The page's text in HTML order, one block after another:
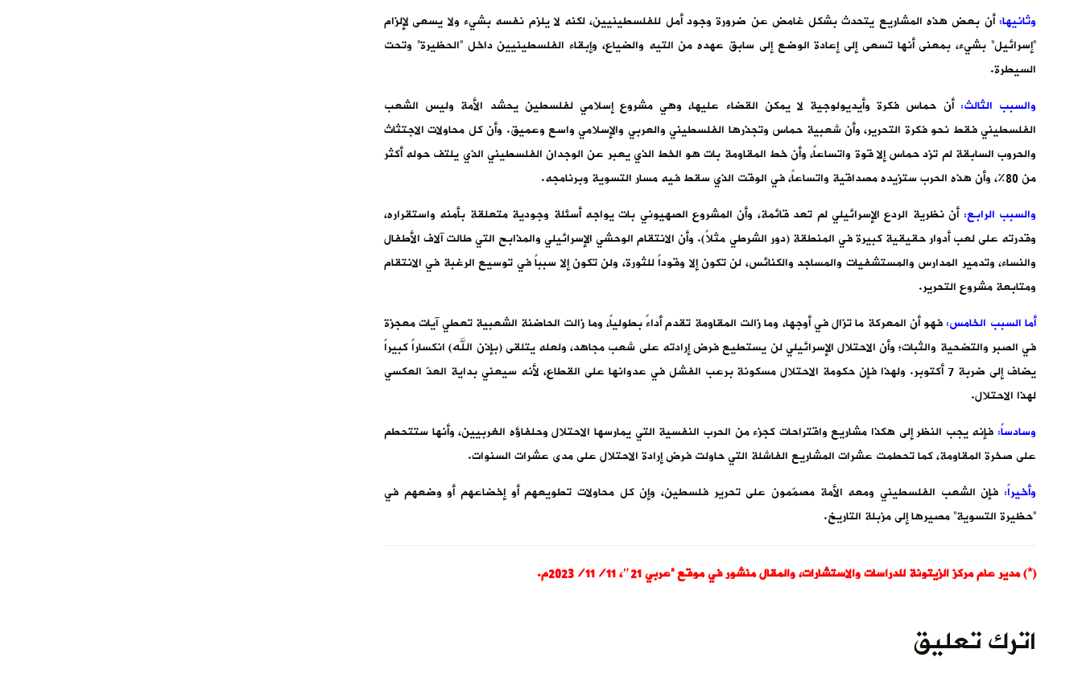
وثانيها:أن بعض هذه المشاريع يتحدث بشكل غامض عن ضرورة وجود أمل للفلسطينيين، لكنه لا يلزم نفسه بشيء ولا يسعى لإلزام
“إسرائيل” بشيء، بمعنى أنها تسعى إلى إعادة الوضع إلى سابق عهده من التيه والضياع، وإبقاء الفلسطينيين داخل “الحظيرة” وتحت
السيطرة.
والسبب الثالث: أن حماس فكرة وأيديولوجية لا يمكن القضاء عليها، وهي مشروع إسلامي لفلسطين يحشد الأمة وليس الشعب
الفلسطيني فقط نحو فكرة التحرير، وأن شعبية حماس وتجذرها الفلسطيني والعربي والإسلامي واسع وعميق. وأن كل محاولات الاجتثاث
والحروب السابقة لم تزد حماس إلا قوة واتساعاً، وأن خط المقاومة بات هو الخط الذي يعبر عن الوجدان الفلسطيني الذي يلتف حوله أكثر
من 80%، وأن هذه الحرب ستزيده مصداقية واتساعاً، في الوقت الذي سقط فيه مسار التسوية وبرنامجه.
والسبب الرابع:أن نظرية الردع الإسرائيلي لم تعد قائمة، وأن المشروع الصهيوني بات يواجه أسئلة وجودية متعلقة بأمنه واستقراره،
وقدرته على لعب أدوار حقيقية كبيرة في المنطقة (دور الشرطي مثلاً). وأن الانتقام الوحشي الإسرائيلي والمذابح التي طالت آلاف الأطفال
والنساء، وتدمير المدارس والمستشفيات والمساجد والكنائس، لن تكون إلا وقوداً للثورة، ولن تكون إلا سبباً في توسيع الرغبة في الانتقام
ومتابعة مشروع التحرير.
أما السبب الخامس:فهو أن المعركة ما تزال في أوجها، وما زالت المقاومة تقدم أداءً بطولياً، وما زالت الحاضنة الشعبية تعطي آيات معجزة
في الصبر والتضحية والثبات؛ وأن الاحتلال الإسرائيلي لن يستطيع فرض إرادته على شعب مجاهد، ولعله يتلقى (بإذن الله) انكساراً كبيراً
يضاف إلى ضربة 7 أكتوبر. ولهذا فإن حكومة الاحتلال مسكونة برعب الفشل في عدوانها على القطاع، لأنه سيعني بداية العدّ العكسي
لهذا الاحتلال.
وسادساً:فإنه يجب النظر إلى هكذا مشاريع واقتراحات كجزء من الحرب النفسية التي يمارسها الاحتلال وحلفاؤه الغربيين، وأنها ستتحطم
على صخرة المقاومة، كما تحطمت عشرات المشاريع الفاشلة التي حاولت فرض إرادة الاحتلال على مدى عشرات السنوات.
وأخيراً: فإن الشعب الفلسطيني ومعه الأمة مصمّمون على تحرير فلسطين، وإن كل محاولات تطويعهم أو إخضاعهم أو وضعهم في
“حظيرة التسوية” مصيرها إلى مزبلة التاريخ.
(*) مدير عام مركز الزيتونة للدراسات والاستشارات، والمقال منشور في موقع “عربي 21″، 2023/11/11م.
اترك تعليق